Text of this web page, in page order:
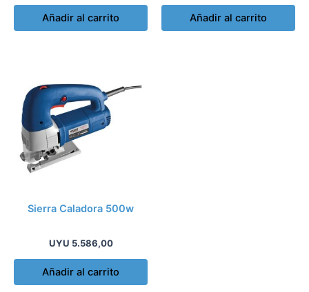
Añadir al carrito Añadir al carrito
Sierra Caladora 500w
UYU 5.586,00
Añadir al carrito